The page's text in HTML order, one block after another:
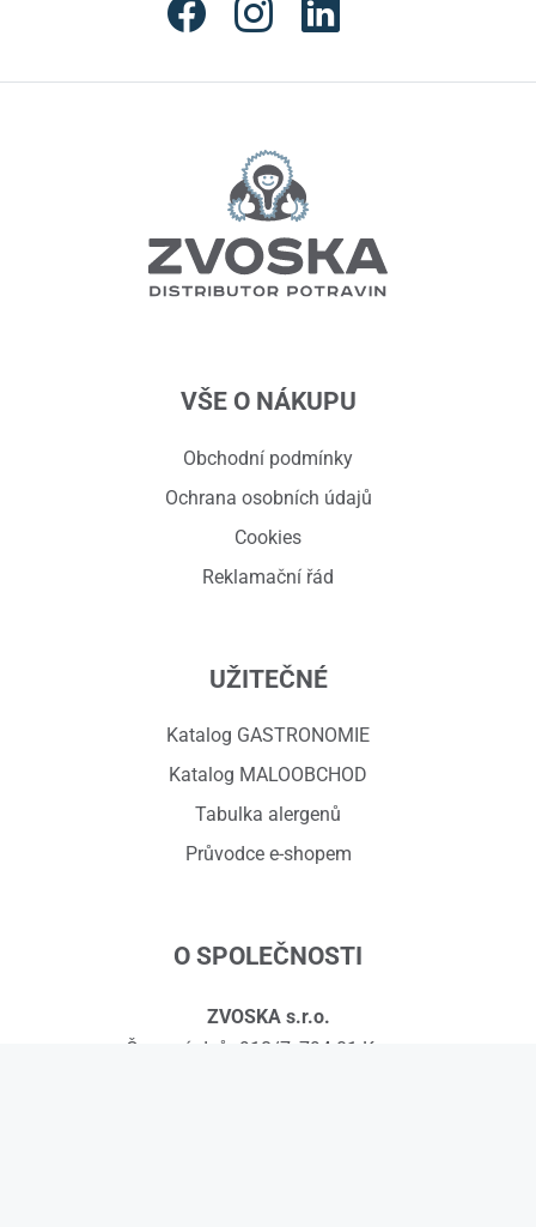
VŠE O NÁKUPU
Obchodní podmínky
Ochrana osobních údajů
Cookies
Reklamační řád
UŽITEČNÉ
Katalog GASTRONOMIE
Katalog MALOOBCHOD
Tabulka alergenů
Průvodce e-shopem
O SPOLEČNOSTI
ZVOSKA s.r.o.
Červený dvůr 918/7, 794 01 Krnov